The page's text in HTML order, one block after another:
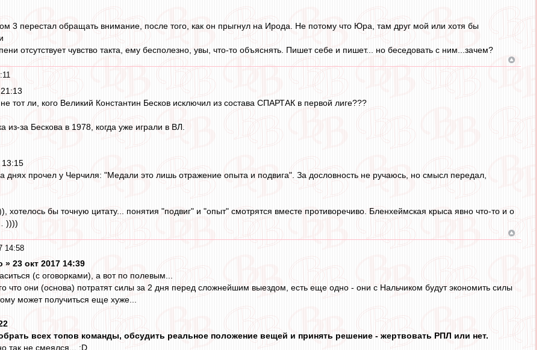
3 перестал обращать внимание, после того, как он прыгнул на Ирода. Не потому что Юра, там друг мой или хотя бы
отсутствует чувство такта, ему бесполезно, увы, что-то объяснять. Пишет себе и пишет... но беседовать с ним...зачем?
не тот ли, кого Великий Константин Бесков исключил из состава СПАРТАК в первой лиге???
из-за Бескова в 1978, когда уже играли в ВЛ.
13:15
днях прочел у Черчиля: "Медали это лишь отражение опыта и подвига". За дословность не ручаюсь, но смысл передал,
хотелось бы точную цитату... понятия "подвиг" и "опыт" смотрятся вместе противоречиво. Бленхеймская крыса явно что-то и о
))))
14:58
23 окт 2017 14:39
(с оговорками), а вот по полевым...
что они (основа) потратят силы за 2 дня перед сложнейшим выездом, есть еще одно - они с Нальчиком будут экономить силы
может получиться еще хуже...
всех топов команды, обсудить реальное положение вещей и принять решение - жертвовать РПЛ или нет.
так не смеялся... :D